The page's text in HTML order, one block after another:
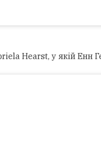
Hearst, у якій Енн